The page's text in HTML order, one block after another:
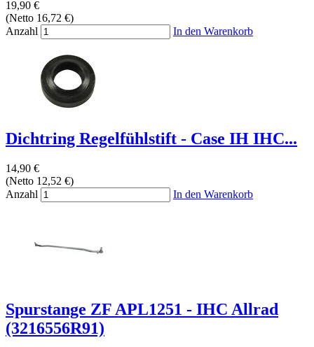
19,90 €
(Netto 16,72 €)
Anzahl
In den Warenkorb
Dichtring Regelfühlstift - Case IH IHC...
14,90 €
(Netto 12,52 €)
Anzahl
In den Warenkorb
Spurstange ZF APL1251 - IHC Allrad
(3216556R91)